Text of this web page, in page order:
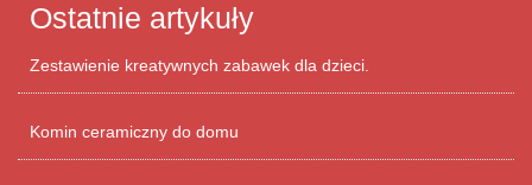
Ostatnie artykuły
Zestawienie kreatywnych zabawek dla dzieci.
Komin ceramiczny do domu